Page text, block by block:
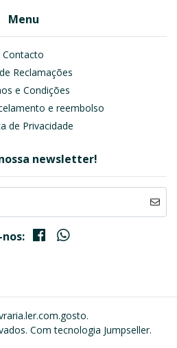
Menu
Contacto
Reclamações
e Condições
e reembolso
de Privacidade
newsletter!
Com tecnologia Jumpseller.